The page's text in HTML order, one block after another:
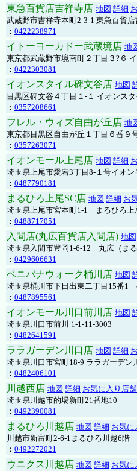
東急百貨店吉祥寺店 地図 詳細
武蔵野市吉祥寺本町2-3-1 東急百貨
： 0422238971
イトーヨーカドー武蔵境店 地
東京都武蔵野市境南町２丁目３?６
： 0422303081
イオンスタイル碑文谷店 地図
目黒区碑文谷４丁目１-１ イオンス
： 0357208661
フレル・ウィズ自由が丘店 地
東京都目黒区自由が丘１丁目６番９
： 0357263071
イオンモール上尾店 地図 詳細
埼玉県上尾市愛宕3丁目8-１号イオ
： 0487790181
まるひろ上尾SC店 地図 詳細 お
埼玉県上尾市宮本町1-1 まるひろ上
： 0488717051
入間店(丸広百貨店入間店) 地図
埼玉県入間市豊岡1-6-12 丸広（ま
： 0429606631
ベニバナウォーク桶川店 地図
埼玉県桶川市下日出東二丁目15番1
： 0487895561
イオンモール川口前川店 地図
埼玉県川口市前川 1-1-11-3003
： 0482641591
ララガーデン川口店 地図 詳細
埼玉県川口市宮町18-9 ララガーデン
： 0482406101
川越西店 地図 詳細 お気に入り店
埼玉県川越市的場新町21番地10
： 0492390081
まるひろ川越店 地図 詳細 お気に
川越市新富町2-6-1まるひろ川越6階
： 0492272021
ウニクス川越店 地図 詳細 お気に